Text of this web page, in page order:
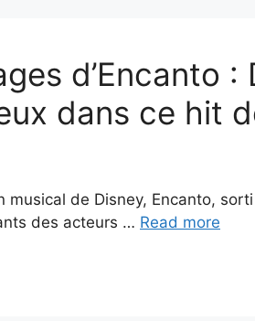
d’Encanto
dans ce hit
musical de Disney, Encanto,
des acteurs … Read more